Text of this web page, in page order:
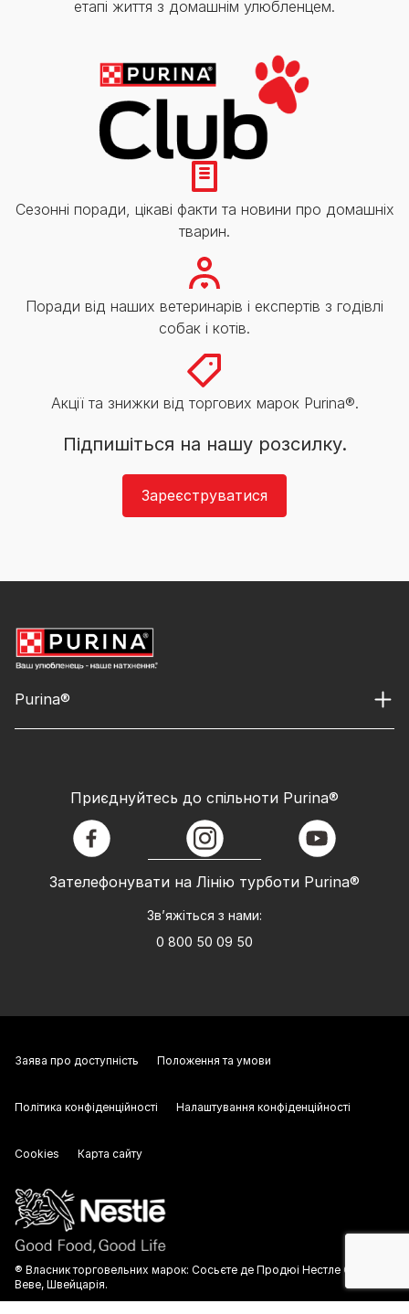
етапі життя з домашнім улюбленцем.
Сезонні поради, цікаві факти та новини про домашніх
тварин.
Поради від наших ветеринарів і експертів з годівлі
собак і котів.
Акції та знижки від торгових марок Purina®.
Підпишіться на нашу розсилку.
Зареєструватися
Purina®
Зателефонувати на Лінію турботи Purina®
Зв’яжіться з нами:
0 800 50 09 50
Приєднуйтесь до спільноти Purina®
facebook instagram youtube
® Власник торговельних марок: Сосьєте де Продюі Нестле С.А.,
Веве, Швейцарія.
Заява про доступність Положення та умови
Політика конфіденційності Налаштування конфіденційності
Cookies Карта сайту